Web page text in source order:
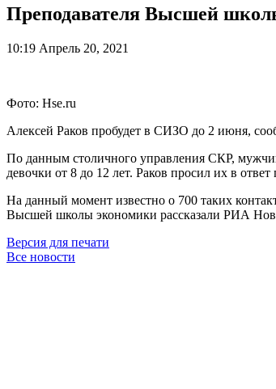
Преподавателя Высшей
10:19 Апрель 20, 2021
Фото: Hse.ru
Алексей Раков пробудет в СИЗО до 2 июня,
По данным столичного управления СКР,
девочки от 8 до 12 лет. Раков просил их в
На данный момент известно о 700 таких
Высшей школы экономики рассказали РИА
Версия для печати
Все новости